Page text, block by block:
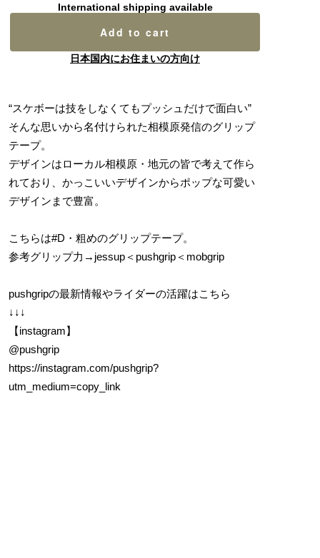
International shipping available
Add to cart
日本国内にお住まいの方向け
“スケボーは技をしなくてもプッシュだけで面白い”
そんな思いから名付けられた相模原発信のグリップ
テープ。
デザインはローカル相模原・地元の皆で考えて作ら
れており、かっこいいデザインからポップな可愛い
デザインまで豊富。
こちらは#D・粗めのグリップテープ。
参考グリップ力→jessup＜pushgrip＜mobgrip
pushgripの最新情報やライダーの活躍はこちら
↓↓↓
【instagram】
@pushgrip
https://instagram.com/pushgrip?
utm_medium=copy_link